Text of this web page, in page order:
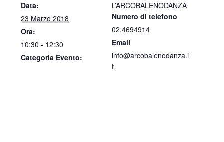
Data:
23 Marzo 2018
Ora:
10:30 - 12:30
Categoria Evento:
L’ARCOBALENODANZA
Numero di telefono
02.4694914
Email
info@arcobalenodanza.i
t